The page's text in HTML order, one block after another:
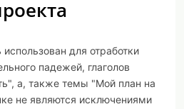
для отработки
падежей, глаголов
а, также темы "Мой план на
не являются исключениями